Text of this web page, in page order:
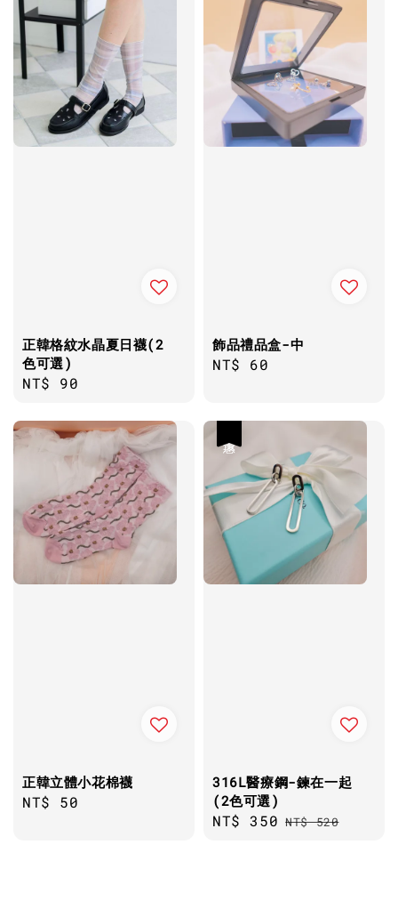
正韓格紋水晶夏日襪(2
色可選)
Regular
NT$ 90
飾品禮品盒-中
Regular
NT$ 60
正韓立體小花棉襪
Regular
NT$ 50
316L醫療鋼-鍊在一起
(2色可選)
Sale
NT$ 350 Regular
NT$ 520